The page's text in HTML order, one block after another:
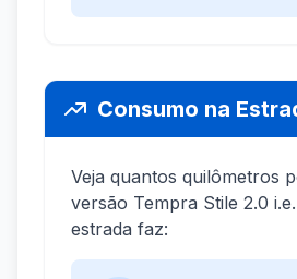
Consumo na
Veja quantos quilômetros
versão Tempra Stile 2.0
estrada faz: